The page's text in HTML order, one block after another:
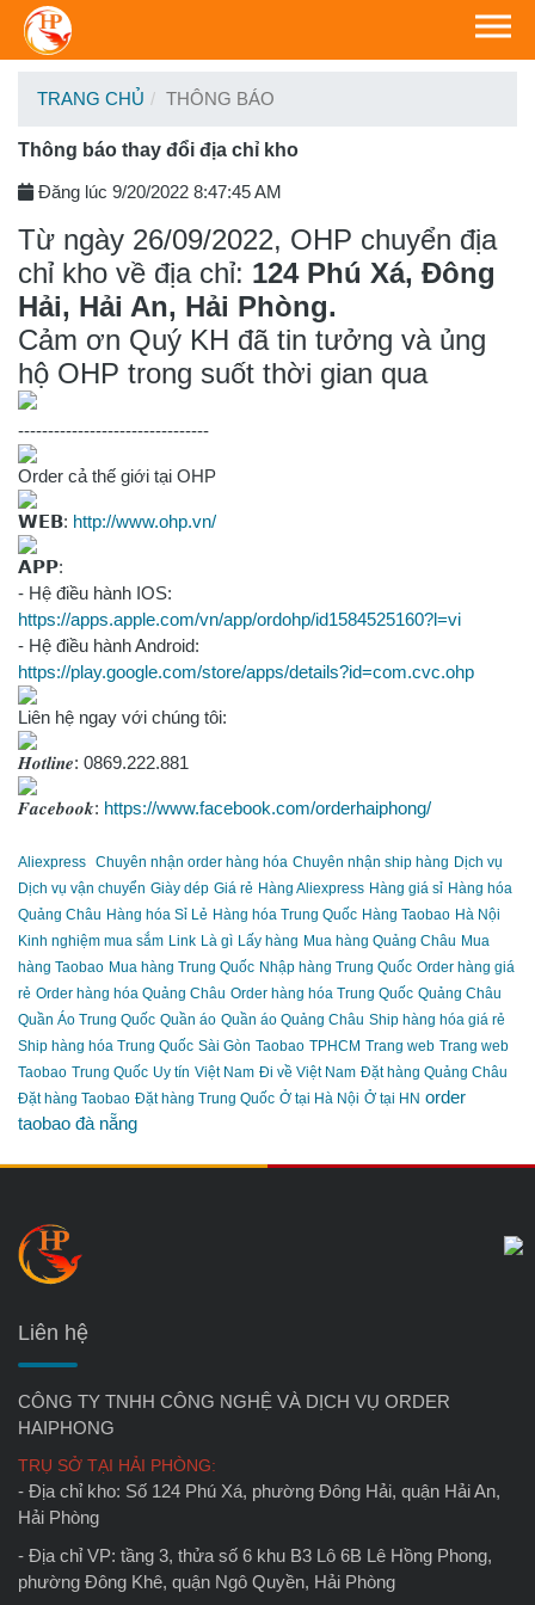
TRANG CHỦ THÔNG BÁO
Thông báo thay đổi địa chỉ kho
Đăng lúc 9/20/2022 8:47:45 AM
Từ ngày 26/09/2022, OHP chuyển địa
chỉ kho về địa chỉ: 124 Phú Xá, Đông
Hải, Hải An, Hải Phòng.
Cảm ơn Quý KH đã tin tưởng và ủng
hộ OHP trong suốt thời gian qua
--------------------------------
Order cả thế giới tại OHP
𝗪𝗘𝗕: http://www.ohp.vn/
𝗔𝗣𝗣:
- Hệ điều hành IOS:
https://apps.apple.com/vn/app/ordohp/id1584525160?l=vi
- Hệ điều hành Android:
https://play.google.com/store/apps/details?id=com.cvc.ohp
Liên hệ ngay với chúng tôi:
𝑯𝒐𝒕𝒍𝒊𝒏𝒆: 0869.222.881
𝑭𝒂𝒄𝒆𝒃𝒐𝒐𝒌: https://www.facebook.com/orderhaiphong/
Aliexpress Chuyên nhận order hàng hóa Chuyên nhận ship hàng Dịch vụ
Dịch vụ vận chuyển Giày dép Giá rẻ Hàng Aliexpress Hàng giá sỉ Hàng hóa
Quảng Châu Hàng hóa Sỉ Lẻ Hàng hóa Trung Quốc Hàng Taobao Hà Nội
Kinh nghiệm mua sắm Link Là gì Lấy hàng Mua hàng Quảng Châu Mua
hàng Taobao Mua hàng Trung Quốc Nhập hàng Trung Quốc Order hàng giá
rẻ Order hàng hóa Quảng Châu Order hàng hóa Trung Quốc Quảng Châu
Quần Áo Trung Quốc Quần áo Quần áo Quảng Châu Ship hàng hóa giá rẻ
Ship hàng hóa Trung Quốc Sài Gòn Taobao TPHCM Trang web Trang web
Taobao Trung Quốc Uy tín Việt Nam Đi về Việt Nam Đặt hàng Quảng Châu
Đặt hàng Taobao Đặt hàng Trung Quốc Ở tại Hà Nội Ở tại HN order
taobao đà nẵng
Liên hệ
CÔNG TY TNHH CÔNG NGHỆ VÀ DỊCH VỤ ORDER
HAIPHONG
TRỤ SỞ TẠI HẢI PHÒNG:
- Địa chỉ kho: Số 124 Phú Xá, phường Đông Hải, quận Hải An,
Hải Phòng
- Địa chỉ VP: tầng 3, thửa số 6 khu B3 Lô 6B Lê Hồng Phong,
phường Đông Khê, quận Ngô Quyền, Hải Phòng